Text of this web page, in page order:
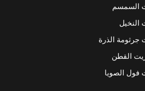
السمسم
النخيل
جرثومة الذرة
القطن
فول الصويا